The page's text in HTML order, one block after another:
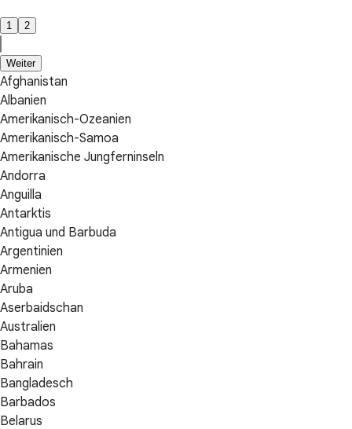
1 2
Weiter
Afghanistan
Albanien
Amerikanisch-Ozeanien
Amerikanisch-Samoa
Amerikanische Jungferninseln
Andorra
Anguilla
Antarktis
Antigua und Barbuda
Argentinien
Armenien
Aruba
Aserbaidschan
Australien
Bahamas
Bahrain
Bangladesch
Barbados
Belarus